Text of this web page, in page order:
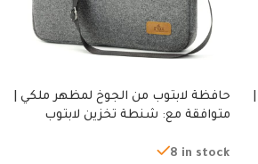
حافظة لابتوب من الجوخ لمظهر ملكي |
متوافقة مع: شنطة تخزين لابتوب
من الجوخ لجهاز نوت بوك والتابلت،
8 in stock